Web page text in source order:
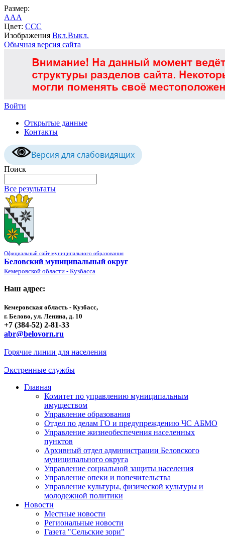
Размер:
AAA
Цвет: CCC
Изображения Вкл.Выкл.
Обычная версия сайта
Войти
Открытые данные
Контакты
Версия для слабовидящих
Поиск
Все результаты
Официальный сайт муниципального образования
Беловский муниципальный округ
Кемеровской области - Кузбасса
Наш адрес:
Кемеровская область - Кузбасс,
г. Белово, ул. Ленина, д. 10
+7 (384-52) 2-81-33
abr@belovorn.ru
Горячие линии для населения
Экстренные службы
Главная
Комитет по управлению муниципальным
имуществом
Управление образования
Отдел по делам ГО и предупреждению ЧС АБМО
Управление жизнеобеспечения населенных
пунктов
Архивный отдел администрации Беловского
муниципального округа
Управление социальной защиты населения
Управление опеки и попечительства
Управление культуры, физической культуры и
молодежной политики
Новости
Местные новости
Региональные новости
Газета "Сельские зори"